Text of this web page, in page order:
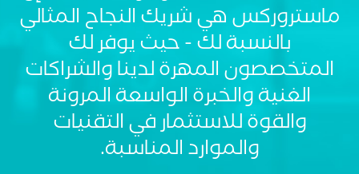
ماستروركس هي شريك النجاح المثالي
بالنسبة لك - حيث يوفر لك
المتخصصون المهرة لدينا والشراكات
الغنية والخبرة الواسعة المرونة
والقوة للاستثمار في التقنيات
والموارد المناسبة.
Tags
solutions-
description
Single
Layout
Standard
Image